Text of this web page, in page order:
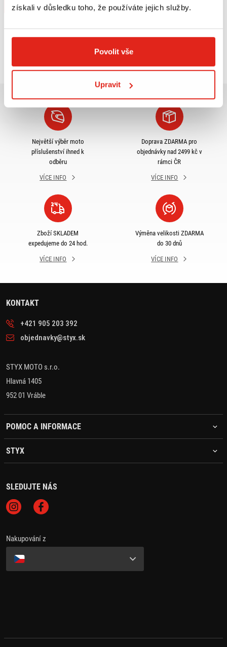
získali v důsledku toho, že používáte jejich služby.
Povolit vše
Upravit
Koupit
Prohlédli jste si3 3
Největší výběr moto
příslušenství ihned k
odběru
VÍCE INFO
Doprava ZDARMA pro
objednávky nad 2499 kč v
rámci ČR
VÍCE INFO
Zboží SKLADEM
expedujeme do 24 hod.
VÍCE INFO
Výměna velikosti ZDARMA
do 30 dnů
VÍCE INFO
KONTAKT
+421 905 203 392
objednavky@styx.sk
STYX MOTO s.r.o.
Hlavná 1405
952 01 Vráble
POMOC A INFORMACE
STYX
SLEDUJTE NÁS
Nakupování z